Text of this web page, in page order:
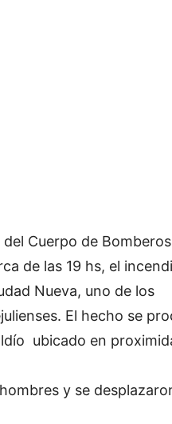
Cuerpo de
de las 19 hs, el
Nueva, uno de los
El hecho se
ubicado en
y se